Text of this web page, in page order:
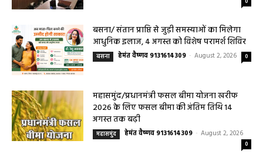
महासमुंद मातृ एवं शिशु मृत्यु दर में कमी लाने जिला
स्तरीय समीक्षा बैठक आयोजित
महासमुंद हेमंत वैष्णव 9131614309 August 3, 2026
0
बसना/ संतान प्राप्ति से जुड़ी समस्याओं का मिलेगा
आधुनिक इलाज, 4 अगस्त को विशेष परामर्श शिविर
बसना हेमंत वैष्णव 9131614309